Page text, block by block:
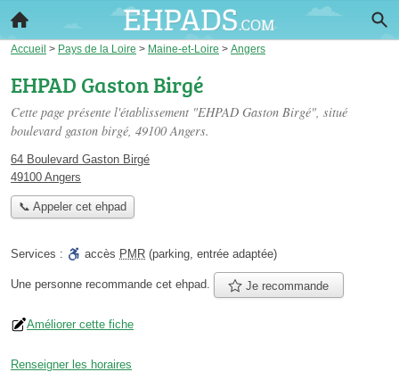
Accueil > Pays de la Loire > Maine-et-Loire > Angers
EHPAD Gaston Birgé
Cette page présente l'établissement "EHPAD Gaston Birgé", situé
boulevard gaston birgé, 49100 Angers.
64 Boulevard Gaston Birgé
49100 Angers
📞 Appeler cet ehpad
Services : accès PMR (parking, entrée adaptée)
Une personne recommande cet ehpad. Je recommande
Améliorer cette fiche
Renseigner les horaires